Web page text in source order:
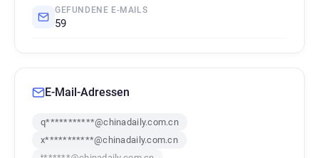
GEFUNDENE E-MAILS
59
E-Mail-Adressen
q***********@chinadaily.com.cn
x***********@chinadaily.com.cn